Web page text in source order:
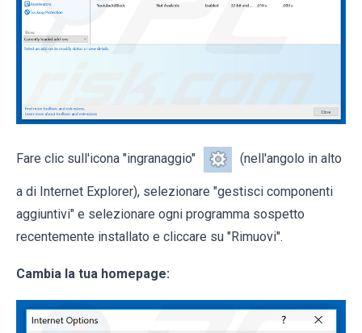
Fare clic sull'icona "ingranaggio" (nell'angolo in alto
a di Internet Explorer), selezionare "gestisci componenti
aggiuntivi" e selezionare ogni programma sospetto
recentemente installato e cliccare su "Rimuovi".
Cambia la tua homepage: